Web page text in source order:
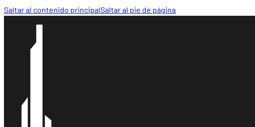
Saltar al contenido principalSaltar al pie de página